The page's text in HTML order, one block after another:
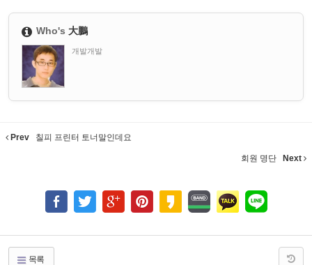
Who's 大鵬
개발개발
Prev 칠피 프린터 토너말인데요
회원 명단 Next
목록